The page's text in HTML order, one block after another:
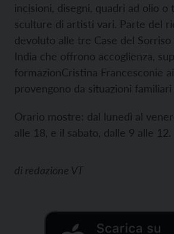
incisioni, disegni, quadri ad olio o
sculture di artisti vari. Parte del
devoluto alle tre Case del
India che offrono accoglienza,
formazionCristina Francesconie
provengono da situazioni familiari
Orario mostre: dal lunedì al
alle 18, e il sabato, dalle 9 alle 12.
di redazione VT